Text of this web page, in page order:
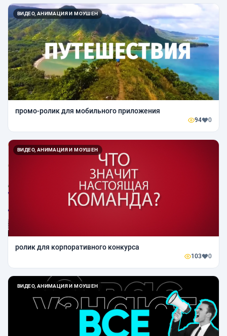
ВИДЕО, АНИМАЦИЯ И МОУШЕН
промо-ролик для мобильного приложения
94 0
ВИДЕО, АНИМАЦИЯ И МОУШЕН
ролик для корпоративного конкурса
103 0
ВИДЕО, АНИМАЦИЯ И МОУШЕН